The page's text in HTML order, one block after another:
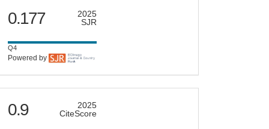
scimago
0.177
2025
SJR
Q4
Powered by
citescore
0.9
2025
CiteScore